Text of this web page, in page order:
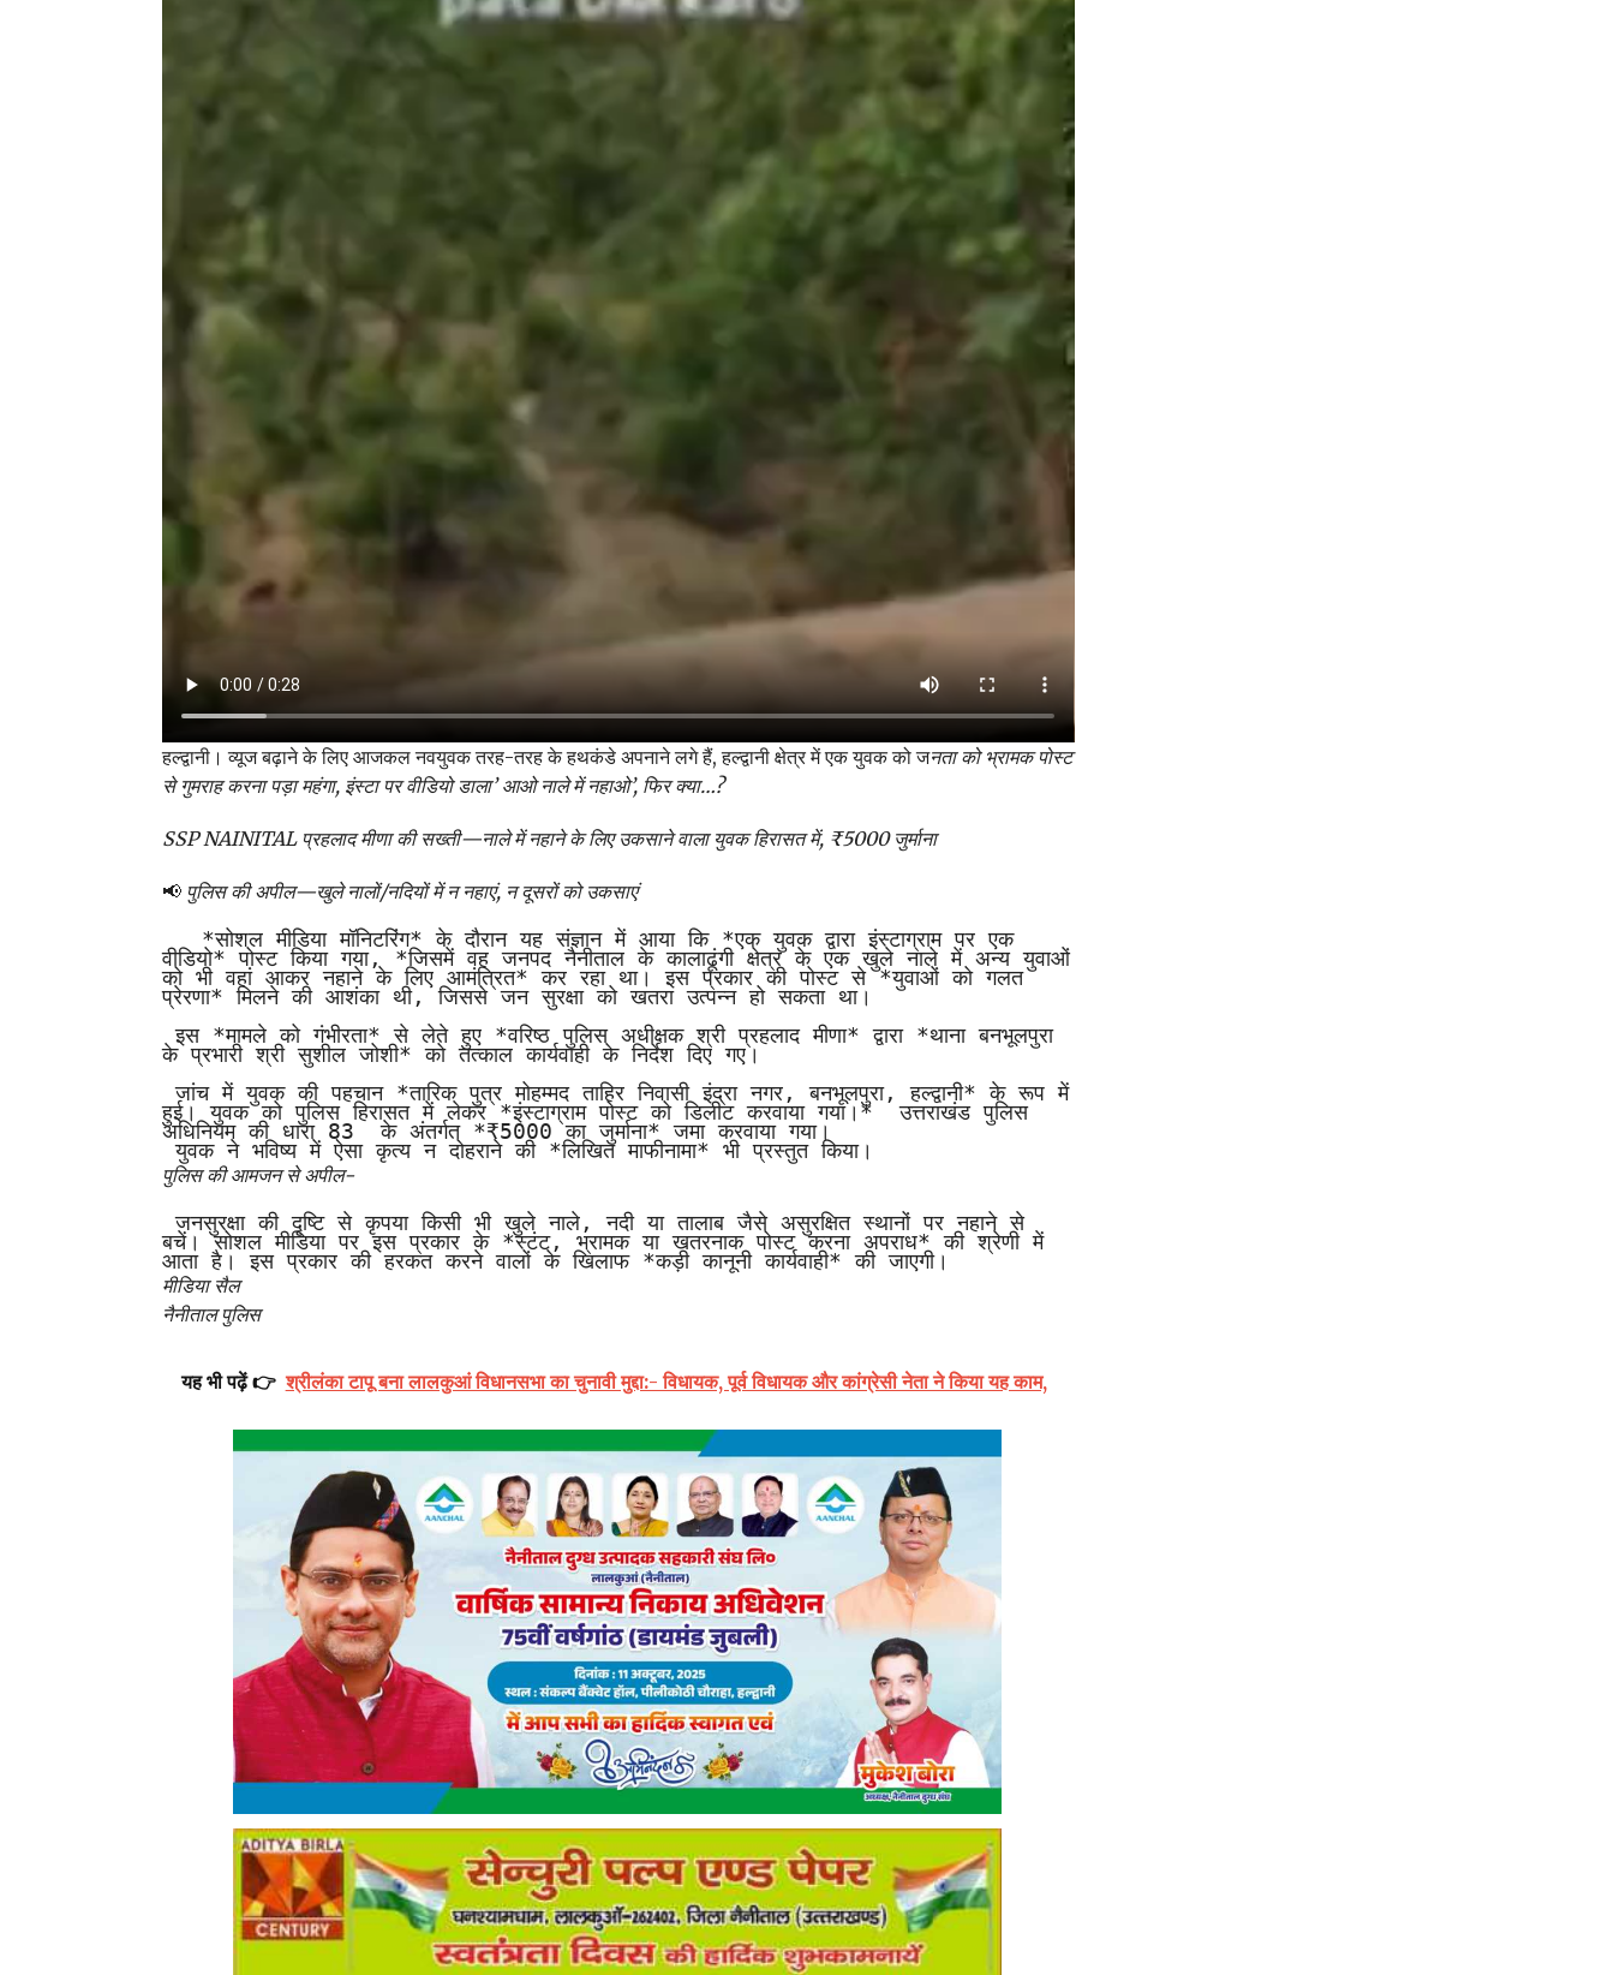
हल्द्वानी। व्यूज बढ़ाने के लिए आजकल नवयुवक तरह-तरह के हथकंडे अपनाने लगे हैं, हल्द्वानी क्षेत्र में एक युवक को जनता को भ्रामक पोस्ट
से गुमराह करना पड़ा महंगा, इंस्टा पर वीडियो डाला’ आओ नाले में नहाओ’, फिर क्या…?
SSP NAINITAL प्रहलाद मीणा की सख्ती—नाले में नहाने के लिए उकसाने वाला युवक हिरासत में, ₹5000 जुर्माना
📢 पुलिस की अपील—खुले नालों/नदियों में न नहाएं, न दूसरों को उकसाएं
वीडियो* पोस्ट किया गया, *जिसमें वह जनपद नैनीताल के कालाढूंगी क्षेत्र के एक खुले नाले में अन्य युवाओं
को भी वहां आकर नहाने के लिए आमंत्रित* कर रहा था। इस प्रकार की पोस्ट से *युवाओं को गलत
प्रेरणा* मिलने की आशंका थी, जिससे जन सुरक्षा को खतरा उत्पन्न हो सकता था।
इस *मामले को गंभीरता* से लेते हुए *वरिष्ठ पुलिस अधीक्षक श्री प्रहलाद मीणा* द्वारा *थाना बनभूलपुरा
के प्रभारी श्री सुशील जोशी* को तत्काल कार्यवाही के निर्देश दिए गए।
जांच में युवक की पहचान *तारिक पुत्र मोहम्मद ताहिर निवासी इंद्रा नगर, बनभूलपुरा, हल्द्वानी* के रूप में
हुई। युवक को पुलिस हिरासत में लेकर *इंस्टाग्राम पोस्ट को डिलीट करवाया गया।*  उत्तराखंड पुलिस
अधिनियम की धारा 83  के अंतर्गत *₹5000 का जुर्माना* जमा करवाया गया।
युवक ने भविष्य में ऐसा कृत्य न दोहराने की *लिखित माफीनामा* भी प्रस्तुत किया।
पुलिस की आमजन से अपील-
जनसुरक्षा की दृष्टि से कृपया किसी भी खुले नाले, नदी या तालाब जैसे असुरक्षित स्थानों पर नहाने से
बचें। सोशल मीडिया पर इस प्रकार के *स्टंट, भ्रामक या खतरनाक पोस्ट करना अपराध* की श्रेणी में
आता है। इस प्रकार की हरकत करने वालों के खिलाफ *कड़ी कानूनी कार्यवाही* की जाएगी।
मीडिया सैल
नैनीताल पुलिस
यह भी पढ़ें 👉 श्रीलंका टापू बना लालकुआं विधानसभा का चुनावी मुद्दा:- विधायक, पूर्व विधायक और कांग्रेसी नेता ने किया यह काम,